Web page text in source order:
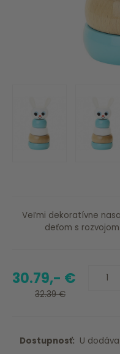
Veľmi dekoratívne
deťom s
30.79,- €
32.39 €
Dostupnosť: U